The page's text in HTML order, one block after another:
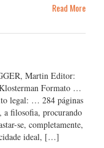
Read More
Martin Editor:
Formato …
legal: … 284 páginas
a filosofia, procurando
se, completamente,
cidade ideal, […]